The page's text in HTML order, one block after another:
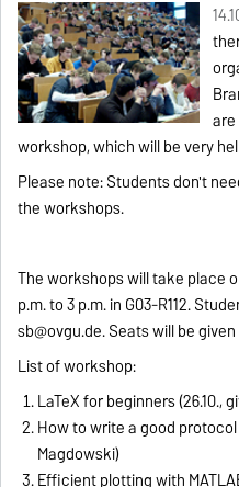
workshop, which will be very
Please note: Students don't
the workshops.
The workshops will take place
p.m. to 3 p.m. in G03-R112.
sb@ovgu.de.Seats will be
List of workshop:
LaTeX for beginners (26.10.,
How to write a good protocol
Magdowski)
Efficient plotting with